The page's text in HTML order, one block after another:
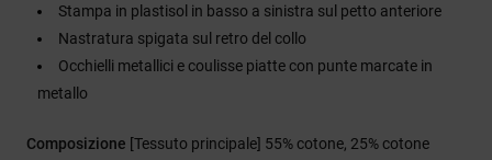
Stampa in plastisol in basso a sinistra sul petto anteriore
Nastratura spigata sul retro del collo
Occhielli metallici e coulisse piatte con punte marcate in
metallo
Composizione [Tessuto principale] 55% cotone, 25% cotone